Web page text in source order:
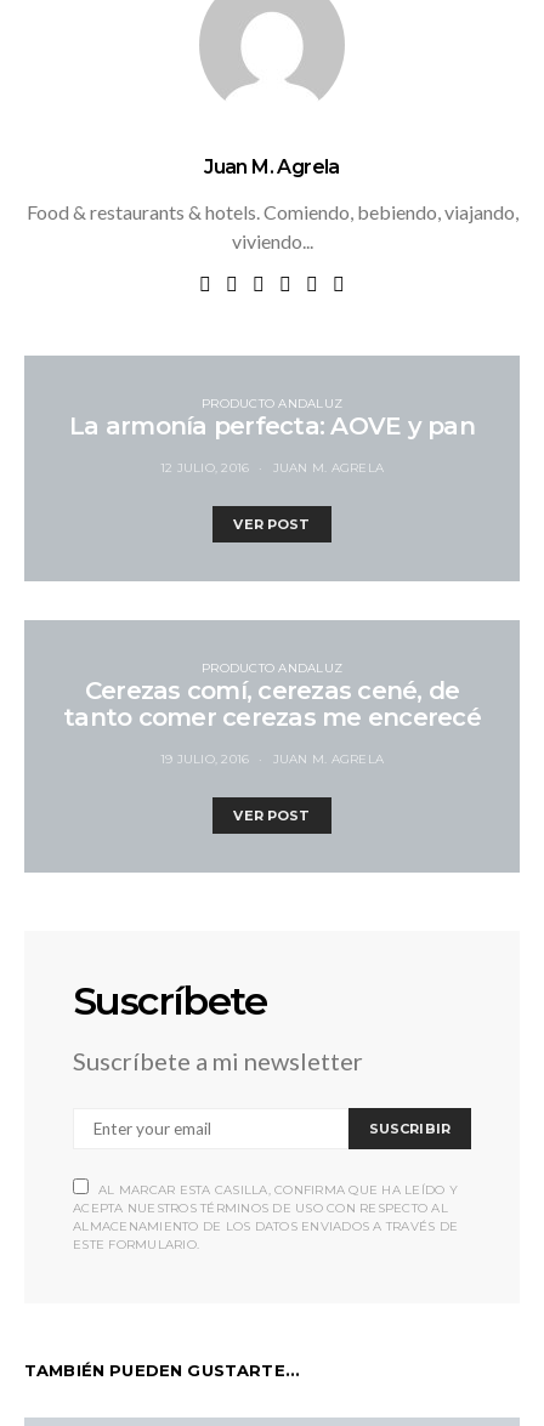
Juan M. Agrela
Food & restaurants & hotels. Comiendo, bebiendo, viajando,
viviendo...
PRODUCTO ANDALUZ
La armonía perfecta: AOVE y pan
12 JULIO, 2016 JUAN M. AGRELA
VER POST
PRODUCTO ANDALUZ
Cerezas comí, cerezas cené, de
tanto comer cerezas me encerecé
19 JULIO, 2016 JUAN M. AGRELA
VER POST
Suscríbete
Suscríbete a mi newsletter
SUSCRIBIR
AL MARCAR ESTA CASILLA, CONFIRMA QUE HA LEÍDO Y
ACEPTA NUESTROS TÉRMINOS DE USO CON RESPECTO AL
ALMACENAMIENTO DE LOS DATOS ENVIADOS A TRAVÉS DE
ESTE FORMULARIO.
TAMBIÉN PUEDEN GUSTARTE...